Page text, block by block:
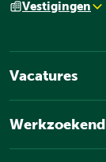
Vestigingen
Vacatures
Werkzoekend